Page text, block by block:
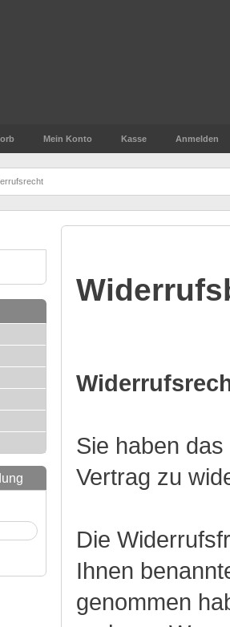
Mein Konto Kasse Anmelden
Sie haben
Vertrag zu
Die
Ihnen
genommen